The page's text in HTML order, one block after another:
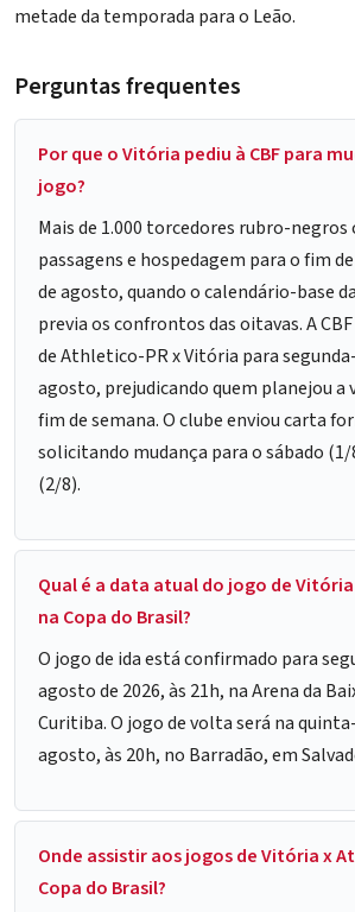
metade da temporada para o Leão.
Perguntas frequentes
Por que o Vitória pediu à CBF para
jogo?
Mais de 1.000 torcedores rubro-
passagens e hospedagem para o fim
de agosto, quando o calendário-base
previa os confrontos das oitavas. A
de Athletico-PR x Vitória para
agosto, prejudicando quem planejou a
fim de semana. O clube enviou carta
solicitando mudança para o sábado
(2/8).
Qual é a data atual do jogo de
na Copa do Brasil?
O jogo de ida está confirmado para
agosto de 2026, às 21h, na Arena da
Curitiba. O jogo de volta será na
agosto, às 20h, no Barradão, em
Onde assistir aos jogos de Vitória x
Copa do Brasil?